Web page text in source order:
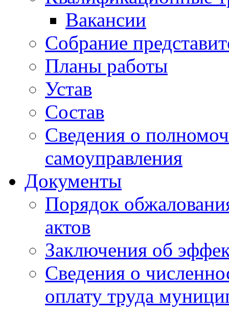
Вакансии
Собрание
Планы работы
Устав
Состав
Сведения о
самоуправления
Документы
Порядок
актов
Заключения об
Сведения о
оплату труда